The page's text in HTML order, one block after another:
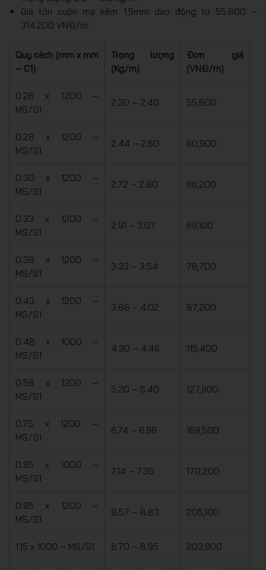
Giá tôn cuộn mạ kẽm 1.5mm dao động từ 55.800 –
314.200 VNĐ/m.
Quy cách (mm x mm
– C1)
Trọng lượng
(Kg/m)
Đơn giá
(VNĐ/m)
0.26 x 1200 –
MS/S1
2.30 – 2.40 55,800
0.28 x 1200 –
MS/S1
2.44 – 2.60 60,900
0.30 x 1200 –
MS/S1
2.72 – 2.80 66,200
0.33 x 1200 –
MS/S1
2.91 – 3.07 69,100
0.38 x 1200 –
MS/S1
3.33 – 3.54 78,700
0.43 x 1200 –
MS/S1
3.86 – 4.02 87,200
0.48 x 1000 –
MS/S1
4.30 – 4.46 115,400
0.58 x 1200 –
MS/S1
5.20 – 5.40 127,900
0.75 x 1200 –
MS/S1
6.74 – 6.96 169,500
0.95 x 1000 –
MS/S1
7.14 – 7.35 170,200
0.95 x 1200 –
MS/S1
8.57 – 8.83 205,100
1.15 x 1000 – MS/S1 8.70 – 8.95 203,900